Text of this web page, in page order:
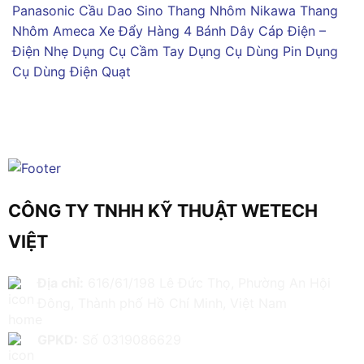
Panasonic Cầu Dao Sino Thang Nhôm Nikawa Thang
Nhôm Ameca Xe Đẩy Hàng 4 Bánh Dây Cáp Điện –
Điện Nhẹ Dụng Cụ Cầm Tay Dụng Cụ Dùng Pin Dụng
Cụ Dùng Điện Quạt
CÔNG TY TNHH KỸ THUẬT WETECH
VIỆT